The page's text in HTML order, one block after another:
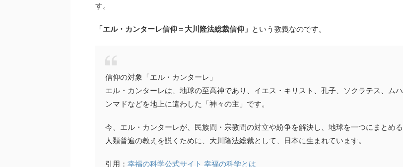
す。
「エル・カンターレ信仰＝大川隆法総裁信仰」 という教義なのです。
信仰の対象「エル・カンターレ」
エル・カンターレは、地球の至高神であり、イエス・キリスト、孔子、ソクラテス、ムハ
ンマドなどを地上に遣わした「神々の主」です。
今、エル・カンターレが、民族間・宗教間の対立や紛争を解決し、地球を一つにまとめる
人類普遍の教えを説くために、大川隆法総裁として、日本に生まれています。
引用： 幸福の科学公式サイト 幸福の科学とは